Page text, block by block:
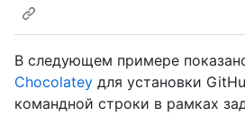
В следующем примере
Chocolatey для установки
командной строки в рамках